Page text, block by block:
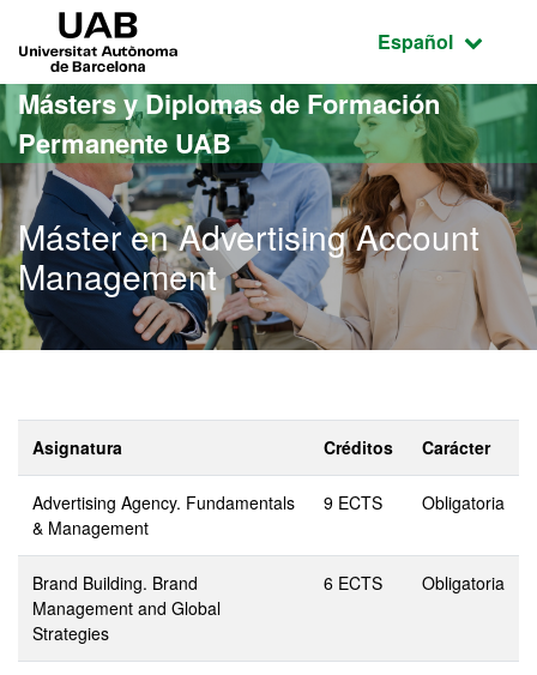
Acceso al contenido principal
Acceso a la navegación de la página
Idioma
Español
Másters y Diplomas de Formación
Permanente UAB
Máster en Advertising Account
Management
Asignatura Créditos Carácter
Advertising Agency. Fundamentals
& Management
9 ECTS Obligatoria
Brand Building. Brand
Management and Global
Strategies
6 ECTS Obligatoria